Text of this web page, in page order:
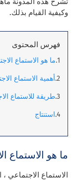
وكيفية القيام بذلك.
فهرس المحتوى
ما هو الاستماع
أهمية الاستماع
طريقة للاستماع
استنتاج
ما هو الاستماع
الاستماع الاجتماعي